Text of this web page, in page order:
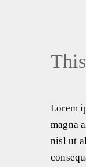
Lorem
magna
nisl ut